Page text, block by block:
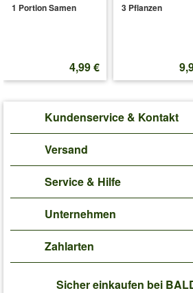
1 Portion Samen
4,99 €
3 Pflanzen
Kundenservice & Kontakt
Versand
Service & Hilfe
Unternehmen
Zahlarten
Sicher einkaufen bei